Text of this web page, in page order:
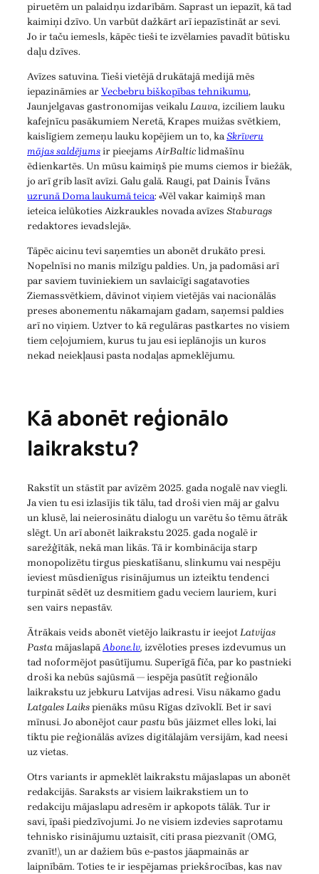
piruetēm un palaidņu izdarībām. Saprast un iepazīt, kā tad
kaimiņi dzīvo. Un varbūt dažkārt arī iepazīstināt ar sevi.
Jo ir taču iemesls, kāpēc tieši te izvēlamies pavadīt būtisku
daļu dzīves.
Avīzes satuvina. Tieši vietējā drukātajā medijā mēs
iepazināmies arVecbebru biškopības tehnikumu,
Jaunjelgavas gastronomijas veikaluLauva, izciliem lauku
kafejnīcu pasākumiem Neretā, Krapes muižas svētkiem,
kaislīgiem zemeņu lauku kopējiem un to, kaSkrīveru
mājas saldējumsir pieejamsAirBalticlidmašīnu
ēdienkartēs. Un mūsu kaimiņš pie mums ciemos ir biežāk,
jo arī grib lasīt avīzi. Galu galā. Raugi, pat Dainis Īvāns
uzrunā Doma laukumā teica: «Vēl vakar kaimiņš man
ieteica ielūkoties Aizkraukles novada avīzes Staburags
redaktores ievadslejā».
Tāpēc aicinu tevi saņemties un abonēt drukāto presi.
Nopelnīsi no manis milzīgu paldies. Un, ja padomāsi arī
par saviem tuviniekiem un savlaicīgi sagatavoties
Ziemassvētkiem, dāvinot viņiem vietējās vai nacionālās
preses abonementu nākamajam gadam, saņemsi paldies
arī no viņiem. Uztver to kā regulāras pastkartes no visiem
tiem ceļojumiem, kurus tu jau esi ieplānojis un kuros
nekad neiekļausi pasta nodaļas apmeklējumu.
Kā abonēt reģionālo
laikrakstu?
Rakstīt un stāstīt par avīzēm 2025. gada nogalē nav viegli.
Ja vien tu esi izlasījis tik tālu, tad droši vien māj ar galvu
un klusē, lai neierosinātu dialogu un varētu šo tēmu ātrāk
slēgt. Un arī abonēt laikrakstu 2025. gada nogalē ir
sarežģītāk, nekā man likās. Tā ir kombinācija starp
monopolizētu tirgus pieskatīšanu, slinkumu vai nespēju
ieviest mūsdienīgus risinājumus un izteiktu tendenci
turpināt sēdēt uz desmitiem gadu veciem lauriem, kuri
sen vairs nepastāv.
Ātrākais veids abonēt vietējo laikrastu ir ieejotLatvijas
PastamājaslapāAbone.lv, izvēloties preses izdevumus un
tad noformējot pasūtījumu. Superīgā fīča, par ko pastnieki
droši ka nebūs sajūsmā — iespēja pasūtīt reģionālo
laikrakstu uz jebkuru Latvijas adresi. Visu nākamo gadu
Latgales Laikspienāks mūsu Rīgas dzīvoklī. Bet ir savi
mīnusi. Jo abonējot caurpastubūs jāizmet elles loki, lai
tiktu pie reģionālās avīzes digitālajām versijām, kad neesi
uz vietas.
Otrs variants ir apmeklēt laikrakstu mājaslapas un abonēt
redakcijās. Saraksts ar visiem laikrakstiem un to
redakciju mājaslapu adresēm ir apkopots tālāk. Tur ir
savi, īpaši piedzīvojumi. Jo ne visiem izdevies saprotamu
tehnisko risinājumu uztaisīt, citi prasa piezvanīt (OMG,
zvanīt!), un ar dažiem būs e-pastos jāapmainās ar
laipnībām. Toties te ir iespējamas priekšrocības, kas nav